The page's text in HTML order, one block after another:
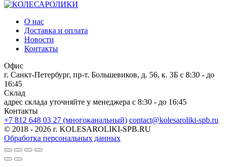
О нас
Доставка и оплата
Новости
Контакты
Офис
г. Санкт-Петербург, пр-т. Большевиков, д. 56, к. 3Б c 8:30 - до
16:45
Склад
адрес склада уточняйте у менеджера c 8:30 - до 16:45
Контакты
+7 812 648 03 27 (многоканальный) contact@kolesaroliki-spb.ru
© 2018 - 2026 г. KOLESAROLIKI-SPB.RU
Обработка персональных данных